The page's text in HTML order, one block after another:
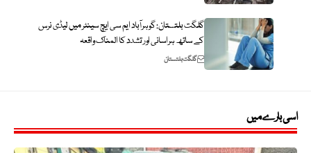
گلگت بلتستان: گوہرآباد ایم سی ایچ سینٹر میں لیڈی نرس
کے ساتھ ہراسانی اور تشدد کا المناک واقعہ
گلگت بلتستان
اسی بارے میں